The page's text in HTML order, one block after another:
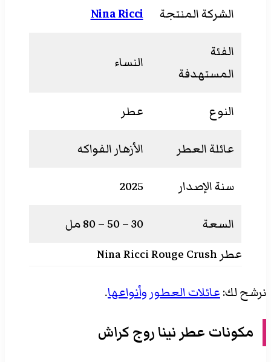
الشركة المنتجة Nina Ricci
الفئة
المستهدفة
النساء
النوع عطر
عائلة العطر الأزهار الفواكه
سنة الإصدار 2025
السعة
30 – 50 – 80 مل
عطر Nina Ricci Rouge Crush
نرشح لك: عائلات العطور وأنواعها.
مكونات عطر نينا روج كراش